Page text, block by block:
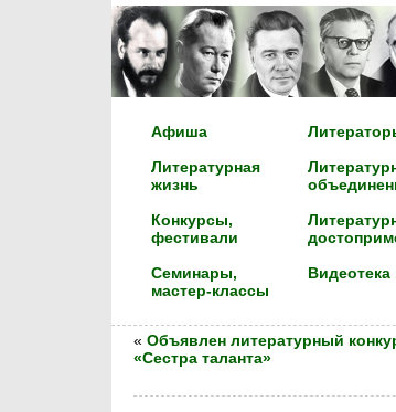
Афиша
Литературная
жизнь
Конкурсы,
фестивали
Семинары,
мастер-классы
Видеотека
« Объявлен литературный
«Сестра таланта»